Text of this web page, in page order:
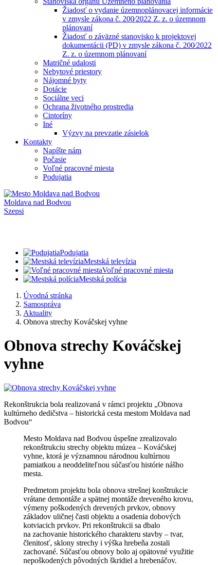
Žiadosť o vydanie územnoplánovacej informácie
v zmysle zákona č. 200⁄2022 Z. z. o územnom
plánovaní
Žiadosť o záväzné stanovisko k projektovej
dokumentácii (PD) v zmysle zákona č. 200⁄2022
Z. z. o územnom plánovaní
Matričné udalosti
Nebytové priestory
Nájomné byty
Dotácie
Sociálne veci
Ochrana životného prostredia
Cintoríny
Iné
Výzvy na prevzatie zásielok
Kontakty
Napíšte nám
Počasie
Voľné pracovné miesta
Podujatia
Moldava nad Bodvou
Szepsi
Podujatia
Mestská televízia
Voľné pracovné miesta
Mestská polícia
Úvodná stránka
Samospráva
Aktuality
Obnova strechy Kováčskej vyhne
Obnova strechy Kováčskej
vyhne
Rekonštrukcia bola realizovaná v rámci projektu „Obnova
kultúrneho dedičstva – historická cesta mestom Moldava nad
Bodvou“
Mesto Moldava nad Bodvou úspešne zrealizovalo
rekonštrukciu strechy objektu múzea – Kováčskej
vyhne, ktorá je významnou národnou kultúrnou
pamiatkou a neoddeliteľnou súčasťou histórie nášho
mesta.
Predmetom projektu bola obnova strešnej konštrukcie
vrátane demontáže a spätnej montáže dreveného krovu,
výmeny poškodených drevených prvkov, obnovy
základov uličnej časti objektu a osadenia dobových
kotviacich prvkov. Pri rekonštrukcii sa dbalo
na zachovanie historického charakteru stavby – tvar,
členitosť, sklony strechy i výška hrebeňa zostali
zachované. Súčasťou obnovy bolo aj opätovné využitie
nepoškodených pôvodných škridiel a hrebenáčov.